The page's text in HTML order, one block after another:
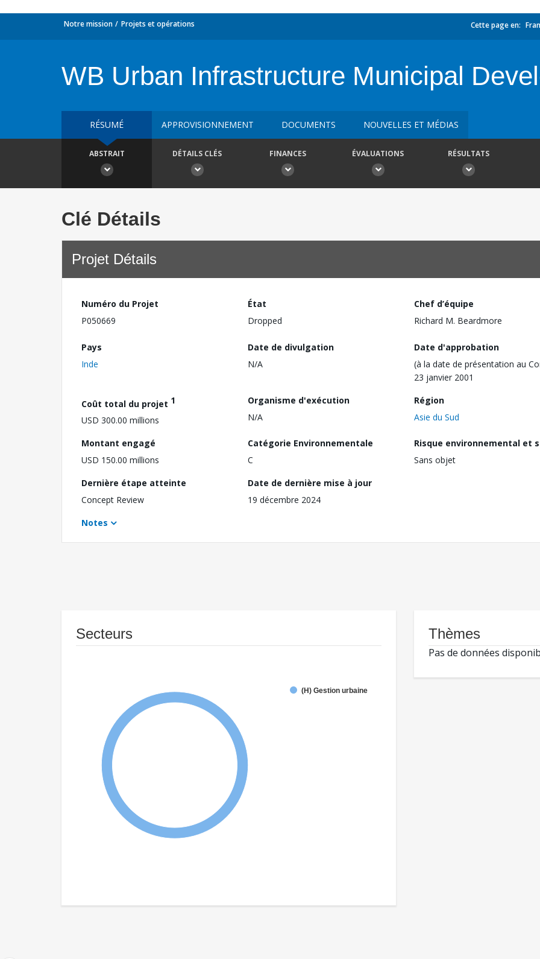
Notre mission Projets et opérations Cette page en:
WB Urban Infrastructure Municipal
RÉSUMÉ APPROVISIONNEMENT DOCUMENTS NOUVELLES ET MÉDIAS
ABSTRAIT DÉTAILS CLÉS FINANCES ÉVALUATIONS RÉSULTATS
Clé Détails
Projet Détails
Numéro du Projet
P050669
État
Dropped
Chef d’équipe
Richard M. Beardmore
Pays
Inde
Date de divulgation
N/A
Date d'approbation
(à la date de présentation au
23 janvier 2001
Coût total du projet 1
USD 300.00 millions
Organisme d'exécution
N/A
Région
Asie du Sud
Montant engagé
USD 150.00 millions
Catégorie Environnementale
C
Risque environnemental et
Sans objet
Dernière étape atteinte
Concept Review
Date de dernière mise à jour
19 décembre 2024
Notes
Secteurs
(H) Gestion urbaine
Thèmes
Pas de données